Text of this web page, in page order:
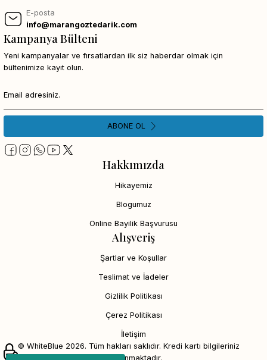
E-posta
info@marangoztedarik.com
Hakkımızda
Hikayemiz
Blogumuz
Online Bayilik Başvurusu
Alışveriş
Şartlar ve Koşullar
Teslimat ve İadeler
Gizlilik Politikası
Çerez Politikası
İletişim
Kampanya Bülteni
Yeni kampanyalar ve fırsatlardan ilk siz haberdar olmak için
bültenimize kayıt olun.
ABONE OL
© WhiteBlue 2026. Tüm hakları saklıdır. Kredi kartı bilgileriniz
256bit SSL sertifikası ile korunmaktadır.